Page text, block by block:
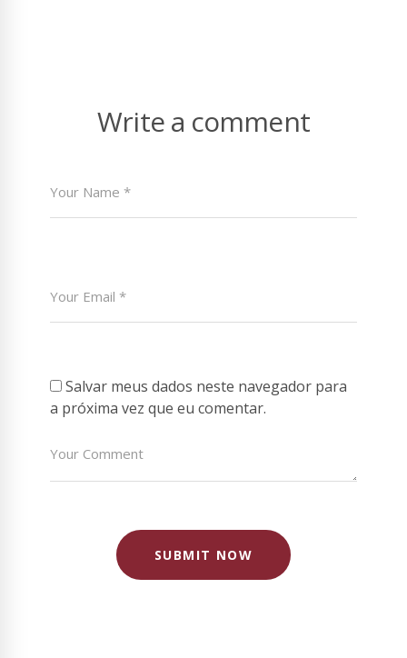
Write a comment
Salvar meus dados neste navegador para
a próxima vez que eu comentar.